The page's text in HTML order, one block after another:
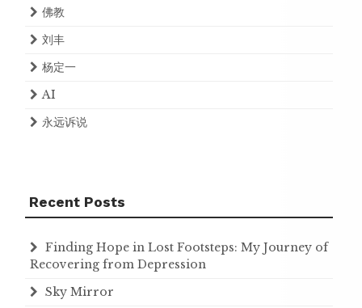
佛教
刘丰
杨定一
AI
永远诉说
Recent Posts
Finding Hope in Lost Footsteps: My Journey of
Recovering from Depression
Sky Mirror